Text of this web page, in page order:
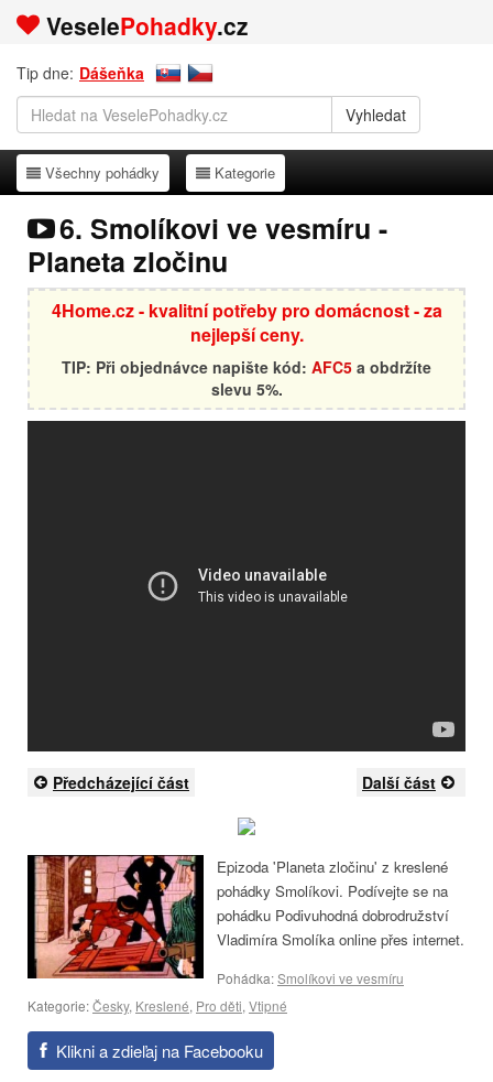
VeselePohadky.cz
Tip dne: Dášeňka
Všechny pohádky
Všechny pohádky Kategorie
Kategorie
6. Smolíkovi ve vesmíru -
Planeta zločinu
4Home.cz - kvalitní potřeby pro domácnost - za
nejlepší ceny.
TIP: Při objednávce napište kód: AFC5 a obdržíte
slevu 5%.
Předcházející část Další část
Epizoda 'Planeta zločinu' z kreslené
pohádky Smolíkovi. Podívejte se na
pohádku Podivuhodná dobrodružství
Vladimíra Smolíka online přes internet.
Pohádka:Smolíkovi ve vesmíru
Kategorie:Česky, Kreslené, Pro děti, Vtipné
Klikni a zdieľaj na Facebooku